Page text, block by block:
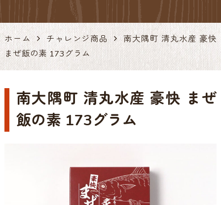
ホーム チャレンジ商品
南大隅町 清丸水産 豪快
まぜ飯の素 173グラム
南大隅町 清丸水産 豪快 まぜ
飯の素 173グラム